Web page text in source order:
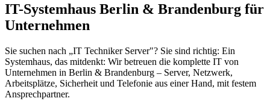
IT-Systemhaus Berlin & Brandenburg für
Unternehmen
Sie suchen nach „IT Techniker Server"? Sie sind richtig: Ein
Systemhaus, das mitdenkt: Wir betreuen die komplette IT von
Unternehmen in Berlin & Brandenburg – Server, Netzwerk,
Arbeitsplätze, Sicherheit und Telefonie aus einer Hand, mit festem
Ansprechpartner.